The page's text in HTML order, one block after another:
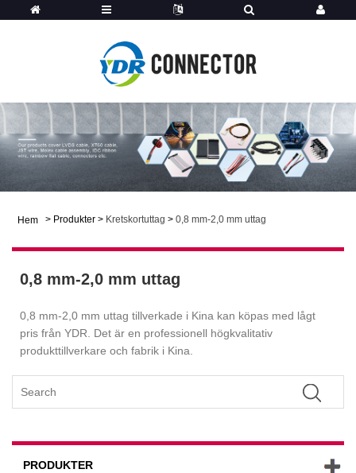
Hem > Produkter > Kretskortuttag > 0,8 mm-2,0 mm uttag
0,8 mm-2,0 mm uttag
0,8 mm-2,0 mm uttag tillverkade i Kina kan köpas med lågt
pris från YDR. Det är en professionell högkvalitativ
produkttillverkare och fabrik i Kina.
PRODUKTER